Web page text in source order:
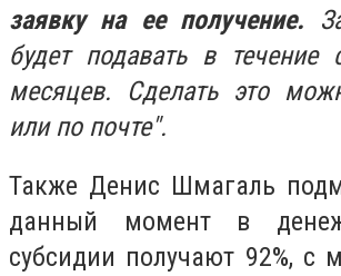
заявку на ее получение.
будет подавать в течение
месяцев. Сделать это
или по почте".
Также Денис Шмагаль
данный момент в
субсидии получают 92%, с